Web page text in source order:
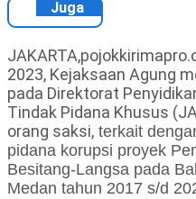
Juga
2023, Kejaksaan Agung
pada Direktorat
Tindak Pidana Khusus
orang saksi, terkait
pidana korupsi proyek
Besitang-Langsa pada
Medan tahun 2017 s/d